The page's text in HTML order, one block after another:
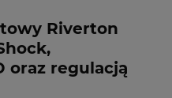
Riverton
oraz regulacją